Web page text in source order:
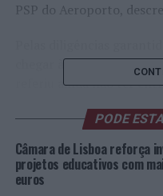
PSP do Aeroporto,
chegar à identificação
referiu ainda não ter
entrega do artigo
PODE
Câmara de Lisboa reforça
projetos educativos com
euros